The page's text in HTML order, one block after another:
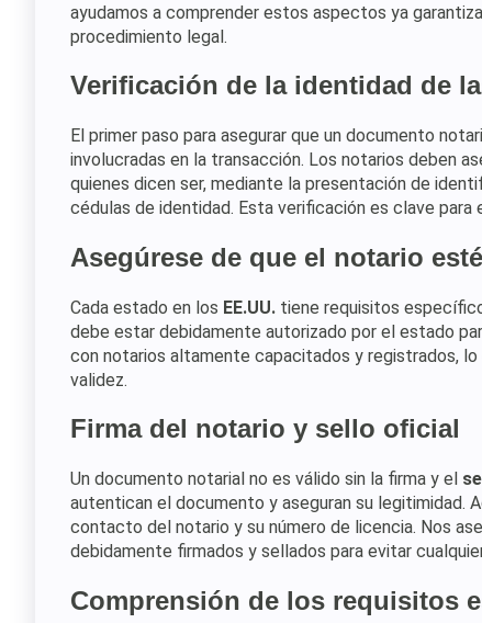
ayudamos a comprender estos aspectos ya
procedimiento legal.
Verificación de la identidad de
El primer paso para asegurar que un documento
involucradas en la transacción. Los notarios deben
quienes dicen ser, mediante la presentación de
cédulas de identidad. Esta verificación es clave
Asegúrese de que el notario
Cada estado en los EE.UU. tiene requisitos
debe estar debidamente autorizado por el estado
con notarios altamente capacitados y registrados,
validez.
Firma del notario y sello oficial
Un documento notarial no es válido sin la firma y el
autentican el documento y aseguran su legitimidad.
contacto del notario y su número de licencia. Nos
debidamente firmados y sellados para evitar
Comprensión de los requisitos